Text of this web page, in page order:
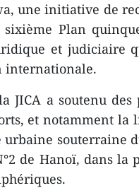
une initiative de
Plan
et judiciaire
internationale.
JICA a soutenu des
et notamment la
souterraine
de Hanoï, dans la